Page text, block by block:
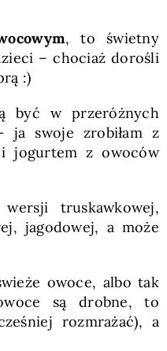
, to świetny
– chociaż dorośli
:)
być w przeróżnych
ja swoje zrobiłam z
jogurtem z owoców
truskawkowej,
jagodowej, a może
owoce, albo tak
są drobne, to
rozmrażać), a